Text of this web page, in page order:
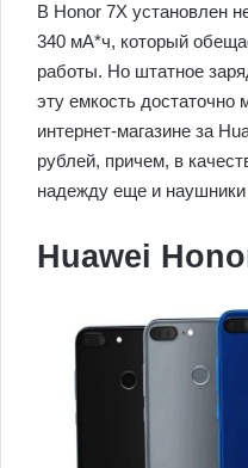
В Honor 7X установлен
340 мА*ч, который
работы. Но штатное
эту емкость
интернет-магазине за
рублей, причем, в
надежду еще и наушники
Huawei